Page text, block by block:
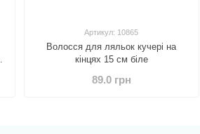
Артикул: 10865
Волосся для ляльок кучері на
кінцях 15 см біле
89.0 грн